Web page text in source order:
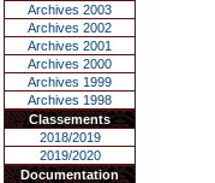
Archives 2003
Archives 2002
Archives 2001
Archives 2000
Archives 1999
Archives 1998
Classements
2018/2019
2019/2020
Documentation